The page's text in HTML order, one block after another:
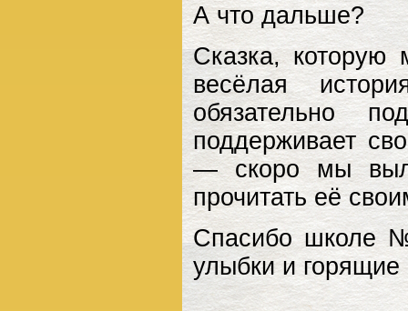
А что дальше?
Сказка,
весёлая
обязательно
поддерживает
— скоро мы
прочитать её
Спасибо школе
улыбки и горящие